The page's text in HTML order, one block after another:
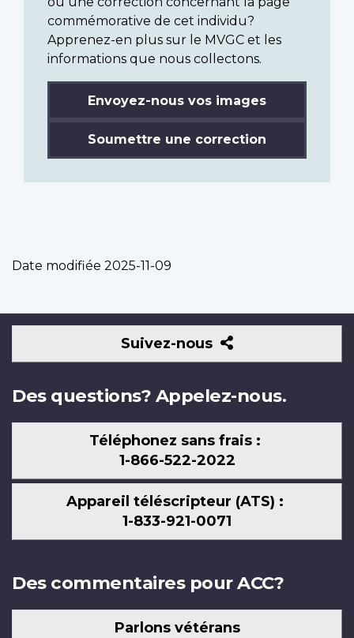
commémorative de cet individu?
Apprenez-en plus sur le MVGC et les
informations que nous collectons.
Envoyez-nous vos images
Soumettre une correction
Date modifiée 2025-11-09
Suivez-nous
Suivez-
nous
Des questions? Appelez-nous.
Téléphonez sans frais :
1-866-522-2022
Appareil téléscripteur (ATS) :
1-833-921-0071
Des commentaires pour ACC?
Parlons vétérans